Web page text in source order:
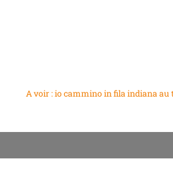
A voir : io cammino in fila indiana au